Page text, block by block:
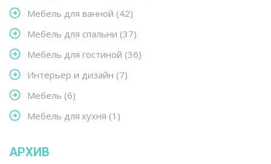
Мебель для ванной (42)
Мебель для спальни (37)
Мебель для гостиной (36)
Интерьер и дизайн (7)
Мебель (6)
Мебель для кухня (1)
АРХИВ